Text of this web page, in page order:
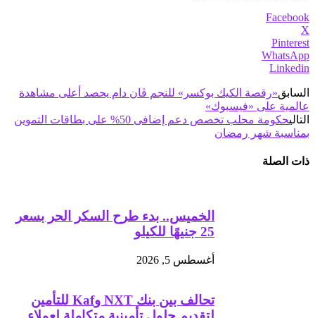
Facebook
X
Pinterest
WhatsApp
Linkedin
السابق«رقصة الكيك بوكسر» للنجم ڤان دام يحصد أعلى مشاهدة
عالمية على «فيسبوك»
التالي
حكومة محلب تخصص دعم إضافى 50% على بطاقات التموين
بمناسبة شهر رمضان
ذات الصلة
الخميس.. بدء طرح السكر الحر بسعر
25 جنيهًا للكيلو
أغسطس 5, 2026
تحالف بين بنك NXT وKaf للتأمين